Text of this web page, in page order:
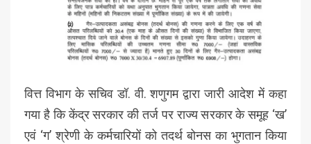
वित्त विभाग के सचिव डॉ. वी. शणुगम द्वारा जारी आदेश में कहा
गया है कि केंद्र सरकार की तर्ज पर राज्य सरकार के समूह ‘ख’
एवं ‘ग’ श्रेणी के कर्मचारियों को तदर्थ बोनस का भुगतान किया